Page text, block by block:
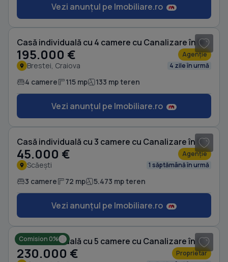
Vezi anunțul pe Imobiliare.ro
Casă individuală cu 4 camere cu Canalizare în Brestei
195.000 € Agenție
Brestei, Craiova 4 zile în urmă
4 camere 115 mp 133 mp teren
Vezi anunțul pe Imobiliare.ro
Casă individuală cu 3 camere cu Canalizare în Scăești
45.000 € Agenție
Scăești 1 săptămână în urmă
3 camere 72 mp 5.473 mp teren
Vezi anunțul pe Imobiliare.ro
Comision 0% Casă individuală cu 5 camere cu Canalizare în Central
230.000 € Proprietar